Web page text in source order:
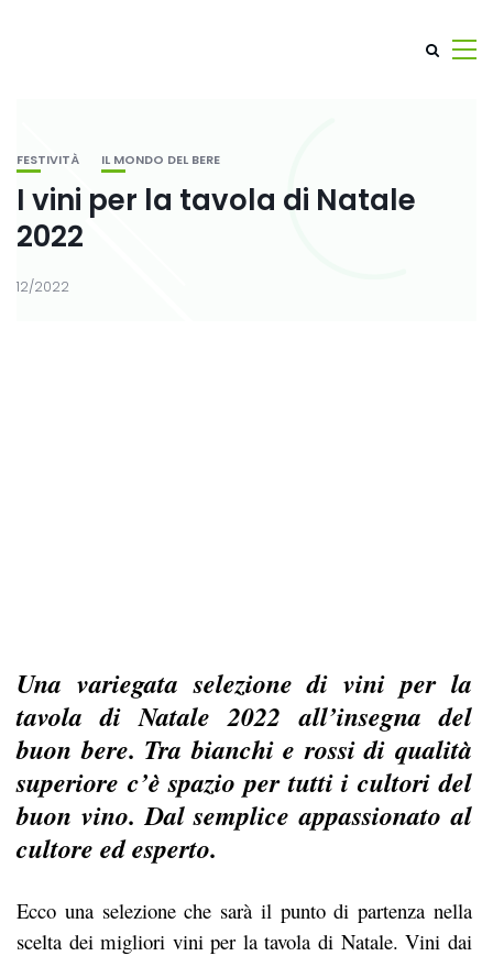
FESTIVITÀ IL MONDO DEL BERE
I vini per la tavola di Natale
2022
12/2022
Una variegata selezione di vini per la
tavola di Natale 2022 all’insegna del
buon bere. Tra bianchi e rossi di qualità
superiore c’è spazio per tutti i cultori del
buon vino. Dal semplice appassionato al
cultore ed esperto.
Ecco una selezione che sarà il punto di partenza nella
scelta dei migliori vini per la tavola di Natale. Vini dai